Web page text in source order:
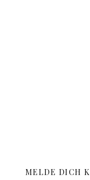
MELDE DICH